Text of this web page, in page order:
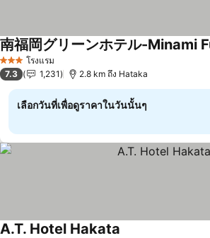
3 ดาว โรงแรม
7.3 1,231 2.8 km ถึง Hataka
เลือกวันที่เพื่อดูราคาในวันนั้นๆ
A.T. Hotel Hakata